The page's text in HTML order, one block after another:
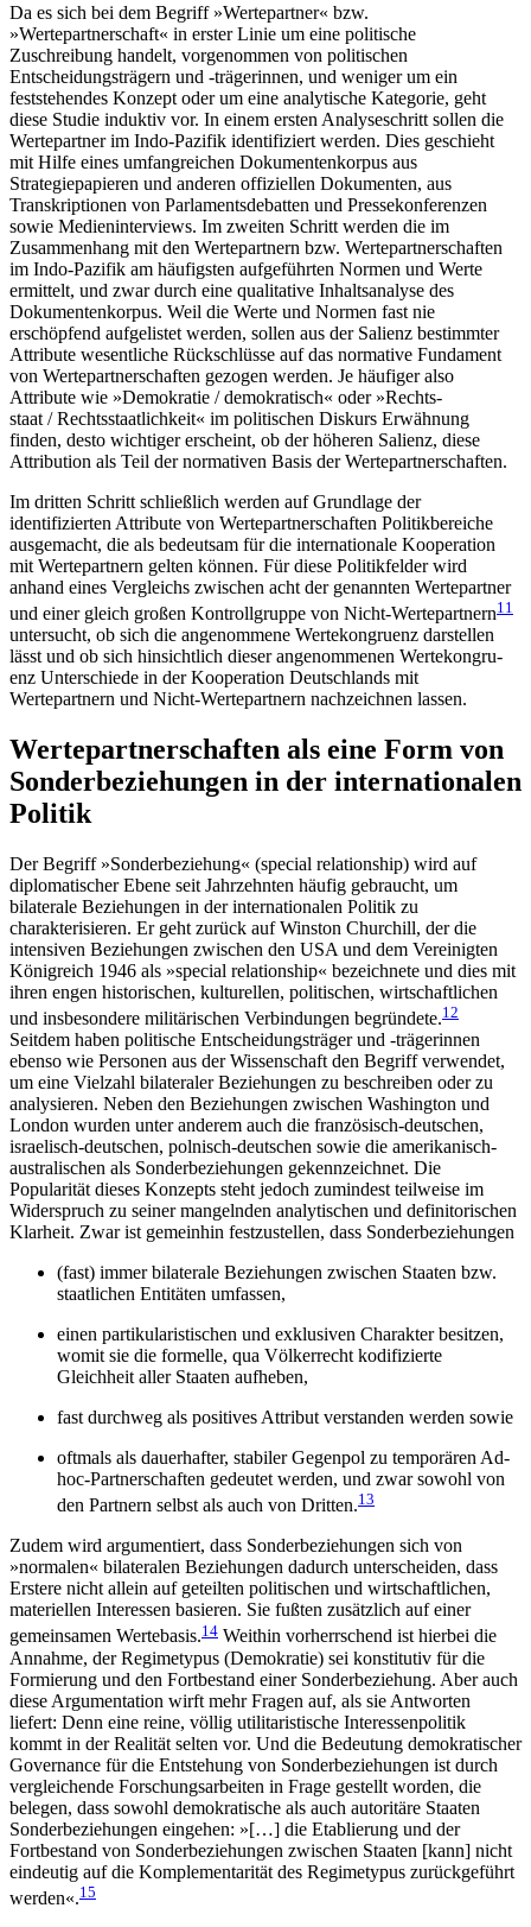
Da es sich bei dem Begriff »Wertepartner« bzw.
»Wertepartnerschaft« in erster Linie um eine poli­ti­sche
Zuschreibung handelt, vorgenommen von poli­ti­schen
Entscheidungsträgern und ‑trägerinnen, und weniger um ein
feststehendes Konzept oder um eine analytische Kategorie, geht
diese Studie induktiv vor. In einem ersten Analyseschritt sollen die
Werte­part­ner im Indo-Pazifik identifiziert werden. Dies ge­schieht
mit Hilfe eines umfangreichen Dokumentenkorpus aus
Strategiepapieren und anderen offiziellen Doku­menten, aus
Transkriptionen von Parlaments­debatten und Pressekonferenzen
sowie Medien­inter­views. Im zweiten Schritt werden die im
Zusammenhang mit den Wertepartnern bzw. Wertepartnerschaften
im Indo-Pazifik am häufigsten aufgeführten Normen und Werte
ermittelt, und zwar durch eine qualitative Inhalts­analyse des
Dokumentenkorpus. Weil die Werte und Normen fast nie
erschöpfend auf­gelistet werden, sollen aus der Salienz bestimmter
Attribute wesent­liche Rückschlüsse auf das normative Fundament
von Wertepartnerschaften gezogen wer­den. Je häufiger also
Attribute wie »Demokratie / demo­kratisch« oder »Rechts­
staat / Rechts­staatlichkeit« im politischen Dis­kurs Erwähnung
finden, desto wichtiger erscheint, ob der höheren Salienz, diese
Attribution als Teil der nor­mativen Basis der Wertepartnerschaften.
Im dritten Schritt schließlich werden auf Grund­lage der
identifizierten Attribute von Wertepartnerschaf­ten Politikbereiche
ausgemacht, die als bedeutsam für die internationale Kooperation
mit Werte­partnern gelten können. Für diese Politikfelder wird
anhand eines Vergleichs zwischen acht der ge­nann­ten Werte­partner
und einer gleich großen Kont­roll­gruppe von Nicht-Wertepartnern11
untersucht, ob sich die ange­nommene Wertekongruenz darstellen
lässt und ob sich hinsichtlich dieser angenommenen Wertekongru­
enz Unterschiede in der Kooperation Deutschlands mit
Wertepartnern und Nicht-Werte­partnern nach­zeichnen lassen.
Wertepartnerschaften als eine Form von
Sonderbeziehungen in der internationalen
Politik
Der Begriff »Sonderbeziehung« (special relationship) wird auf
diplomati­scher Ebene seit Jahrzehnten häufig gebraucht, um
bilaterale Bezie­hungen in der internationalen Politik zu
charakterisieren. Er geht zurück auf Winston Churchill, der die
intensiven Beziehungen zwischen den USA und dem Vereinigten
Königreich 1946 als »special relationship« bezeichnete und dies mit
ihren engen historischen, kulturellen, politischen, wirtschaftlichen
und insbesondere mili­tä­rischen Verbindungen begründete.12
Seitdem haben politische Entscheidungs­träger und ‑trägerinnen
ebenso wie Personen aus der Wissenschaft den Begriff ver­wendet,
um eine Vielzahl bilateraler Beziehungen zu beschreiben oder zu
analysieren. Neben den Bezie­hungen zwischen Washington und
London wurden unter anderem auch die französisch-deutschen,
israe­lisch-deutschen, polnisch-deutschen sowie die ameri­ka­nisch-
australischen als Son­derbeziehungen gekennzeichnet. Die
Popularität dieses Konzepts steht jedoch zumindest teilweise im
Widerspruch zu seiner man­geln­den analytischen und definitorischen
Klarheit. Zwar ist gemeinhin festzustellen, dass Sonderbeziehungen
(fast) immer bilaterale Beziehungen zwischen Staaten bzw.
staatlichen Entitäten umfassen,
einen partikularistischen und exklusiven Charakter besitzen,
womit sie die formelle, qua Völkerrecht kodifizierte
Gleichheit aller Staaten aufheben,
fast durchweg als positives Attribut verstanden werden sowie
oftmals als dauerhafter, stabiler Gegenpol zu temporären Ad-
hoc-Partnerschaften gedeutet werden, und zwar sowohl von
den Partnern selbst als auch von Dritten.13
Zudem wird argumentiert, dass Sonderbeziehungen sich von
»normalen« bilateralen Beziehungen dadurch unterscheiden, dass
Erstere nicht allein auf geteilten politischen und wirtschaftlichen,
materiellen Interessen basieren. Sie fußten zusätzlich auf einer
gemeinsamen Wertebasis.14 Weithin vorherrschend ist hierbei die
Annahme, der Regimetypus (Demokratie) sei konstitutiv für die
Formierung und den Fortbestand einer Sonderbeziehung. Aber auch
diese Argumentation wirft mehr Fragen auf, als sie Antworten
liefert: Denn eine reine, völlig utilitaris­tische Interessenpolitik
kommt in der Realität selten vor. Und die Bedeutung demokratischer
Governance für die Entstehung von Sonder­beziehungen ist durch
vergleichende Forschungsarbeiten in Frage gestellt worden, die
belegen, dass sowohl demokratische als auch autoritäre Staaten
Sonderbeziehungen ein­gehen: »[…] die Etablierung und der
Fortbestand von Sonderbeziehungen zwischen Staaten [kann] nicht
eindeutig auf die Komplementarität des Regimetypus zurückgeführt
werden«.15